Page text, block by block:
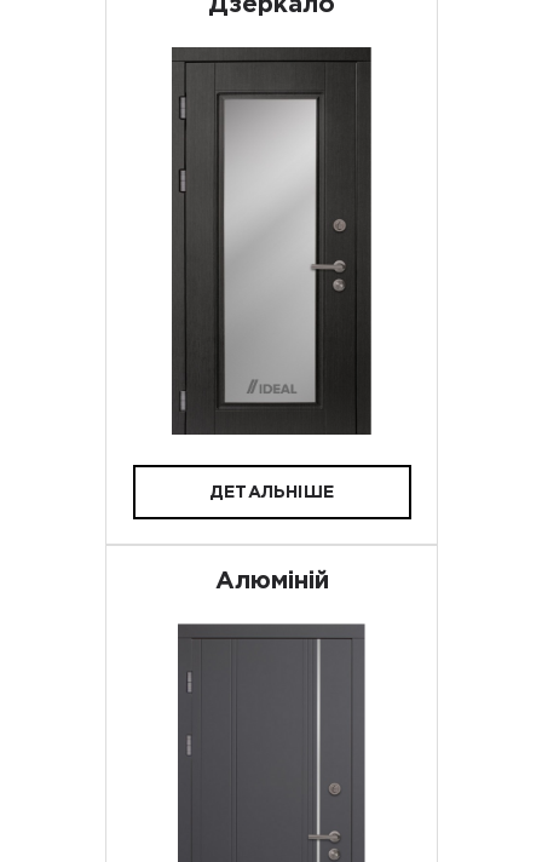
Дзеркало
ДЕТАЛЬНІШЕ
Алюміній